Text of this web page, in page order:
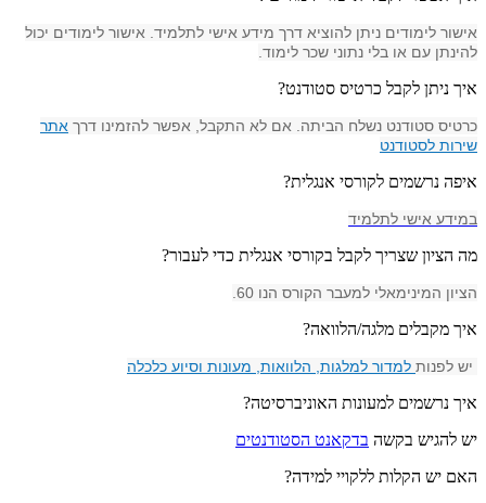
אישור לימודים ניתן להוציא דרך מידע אישי לתלמיד. אישור לימודים יכול
להינתן עם או בלי נתוני שכר לימוד.
איך ניתן לקבל כרטיס סטודנט?
כרטיס סטודנט נשלח הביתה. אם לא התקבל, אפשר להזמינו דרך אתר
שירות לסטודנט
איפה נרשמים לקורסי אנגלית?
במידע אישי לתלמיד
מה הציון שצריך לקבל בקורסי אנגלית כדי לעבור?
הציון המינימאלי למעבר הקורס הנו 60.
איך מקבלים מלגה/הלוואה?
יש לפנות למדור למלגות, הלוואות, מעונות וסיוע כלכלה
איך נרשמים למעונות האוניברסיטה?
יש להגיש בקשה בדקאנט הסטודנטים
האם יש הקלות ללקויי למידה?